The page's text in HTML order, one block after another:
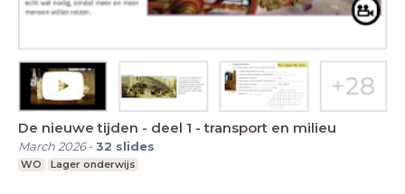
De nieuwe tijden - deel 1 - transport en milieu
March 2026-32 slides
WO Lager onderwijs